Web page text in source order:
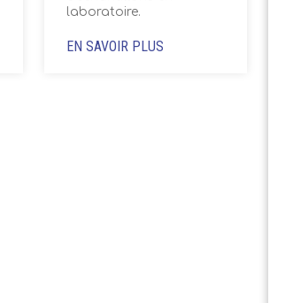
laboratoire.
EN SAVOIR PLUS